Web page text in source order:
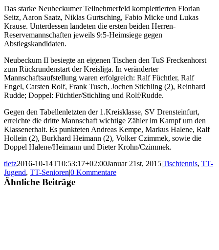
Das starke Neubeckumer Teilnehmerfeld komplettierten Florian
Seitz, Aaron Saatz, Niklas Gurtsching, Fabio Micke und Lukas
Krause. Unterdessen landeten die ersten beiden Herren­
Reservemannschaften jeweils 9:5­-Heimsiege gegen
Abstiegskandidaten.
Neubeckum II besiegte an eigenen Tischen den TuS Freckenhorst
zum Rückrundenstart der Kreisliga. In veränderter
Mannschaftsaufstellung waren erfolgreich: Ralf Füchtler, Ralf
Engel, Carsten Rolf, Frank Tusch, Jochen Stichling (2), Reinhard
Rudde; Doppel: Füchtler/Stichling und Rolf/Rudde.
Gegen den Tabellenletzten der 1.Kreisklasse, SV Drensteinfurt,
erreichte die dritte Mannschaft wichtige Zähler im Kampf um den
Klassenerhalt. Es punkteten Andreas Kempe, Markus Halene, Ralf
Hollein (2), Burkhard Heimann (2), Volker Czimmek, sowie die
Doppel Halene/Heimann und Dieter Krohn/Czimmek.
tietz2016-10-14T10:53:17+02:00Januar 21st, 2015|Tischtennis, TT-
Jugend, TT-Senioren|0 Kommentare
Ähnliche Beiträge